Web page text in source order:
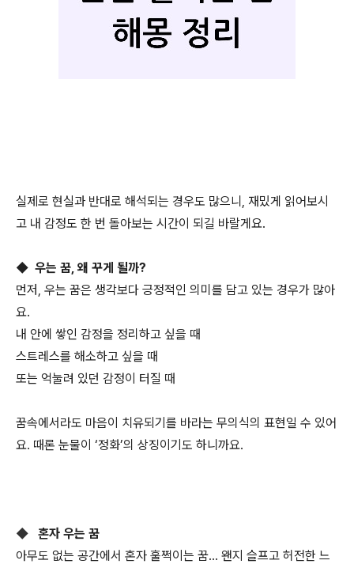
실제로 현실과 반대로 해석되는 경우도 많으니, 재밌게 읽어보시
고 내 감정도 한 번 돌아보는 시간이 되길 바랄게요.
◆ 우는 꿈, 왜 꾸게 될까?
먼저, 우는 꿈은 생각보다 긍정적인 의미를 담고 있는 경우가 많아
요.
내 안에 쌓인 감정을 정리하고 싶을 때
스트레스를 해소하고 싶을 때
또는 억눌려 있던 감정이 터질 때
꿈속에서라도 마음이 치유되기를 바라는 무의식의 표현일 수 있어
요. 때론 눈물이 ‘정화’의 상징이기도 하니까요.
◆
혼자 우는 꿈
아무도 없는 공간에서 혼자 훌쩍이는 꿈… 왠지 슬프고 허전한 느